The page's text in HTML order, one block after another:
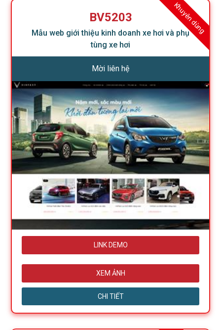
Khuyên dùng
BV5203
Mẫu web giới thiệu kinh doanh xe hơi và phụ
tùng xe hơi
Mời liên hệ
LINK DEMO
XEM ẢNH
CHI TIẾT